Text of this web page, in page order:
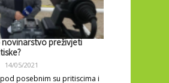
novinarstvo preživjeti
14/05/2021
posebnim su pritiscima i